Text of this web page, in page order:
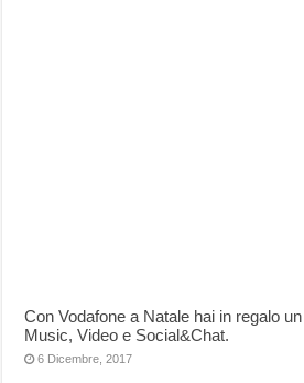
Con Vodafone a Natale hai in regalo
Music, Video e Social&Chat.
6 Dicembre, 2017